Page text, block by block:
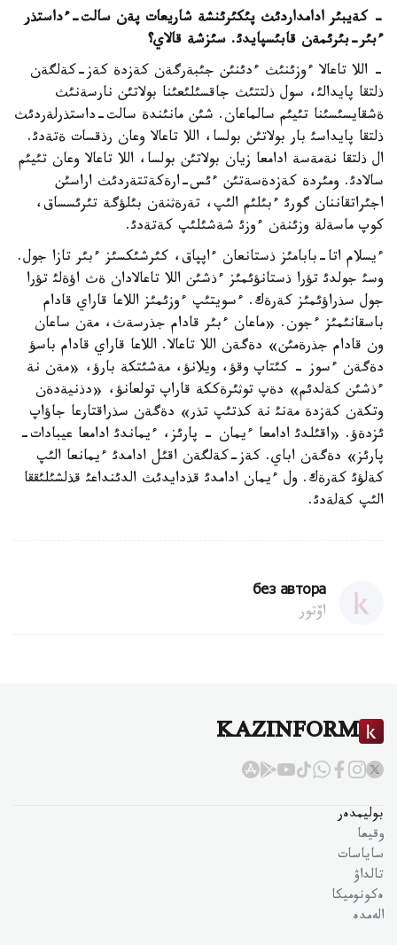
- كةيبئر ادامداردئث پئكئرئنشة شاريعات پةن سالت-ءداستذر
ءبئر-بئرئمةن قابئسپايدئ. سئزشة قالاي؟
- اللا تاعالا ءوزئنئث ءدئنئن جئبةرگةن كةزدة كةز-كةلگةن
ذلتقا پايدالئ، سول ذلتتئث جاقسئلئعئنا بولاتئن نارسةنئث
ةشقايسئسئنا تئيئم سالماعان. شئن مانئندة سالت-داستذرلةردئث
ذلتقا پايداسئ بار بولاتئن بولسا، اللا تاعالا وعان رذقسات ةتةدئ.
ال ذلتقا نةمةسة ادامعا زيان بولاتئن بولسا، اللا تاعالا وعان تئيئم
سالادئ. ومئردة كةزدةسةتئن ءئس-ارةكةتتةردئث اراسئن
اجئراتقاننان گورئ ءبئلئم الئپ، تةرةثنةن بئلؤگة تئرئسساق،
كوپ ماسةلة وزئنةن ءوزئ شةشئلئپ كةتةدئ.
ءيسلام اتا-بابامئز ذستانعان ءاپپاق، كئرشئكسئز ءبئر تازا جول.
وسئ جولدئ تؤرا ذستانؤئمئز ءذشئن اللا تاعالادان ةث اؤةلئ تؤرا
جول سذراؤئمئز كةرةك. ءسويتئپ ءوزئمئز اللاعا قاراي قادام
باسقانئمئز ءجون. «ماعان ءبئر قادام جذرسةث، مةن ساعان
ون قادام جذرةمئن» دةگةن اللا تاعالا. اللاعا قاراي قادام باسؤ
دةگةن ءسوز - كئتاپ وقؤ، ويلانؤ، مةشئتكة بارؤ، «مةن نة
ءذشئن كةلدئم» دةپ توثئرةككة قاراپ تولعانؤ، «دذنيةدةن
وتكةن كةزدة مةنئ نة كذتئپ تذر» دةگةن سذراقتارعا جاؤاپ
ئزدةؤ. «اقئلدئ ادامعا ءيمان - پارئز، ءيماندئ ادامعا عيبادات-
پارئز» دةگةن اباي. كةز-كةلگةن اقئل ادامدئ ءيمانعا الئپ
كةلؤئ كةرةك. ول ءيمان ادامدئ قذدايدئث الدئنداعئ قذلشئلئققا
الئپ كةلةدئ.
без автора
اۆتور
KAZINFORM
بوليمدەر
وقيعا
ساياسات
تالداۋ
ەكونوميكا
الەمدە